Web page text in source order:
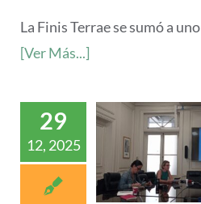
La Finis Terrae se sumó a
[Ver Más...]
29
12, 2025